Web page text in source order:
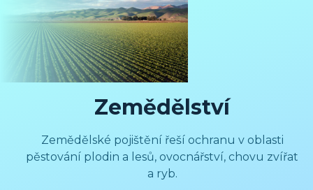
Zemědělství
Zemědělské pojištění řeší ochranu v oblasti
pěstování plodin a lesů, ovocnářství, chovu zvířat
a ryb.